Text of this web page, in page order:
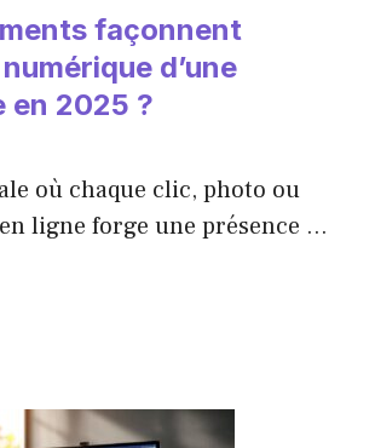
façonnent
d’une
en 2025 ?
où chaque clic, photo ou
ligne forge une présence ...